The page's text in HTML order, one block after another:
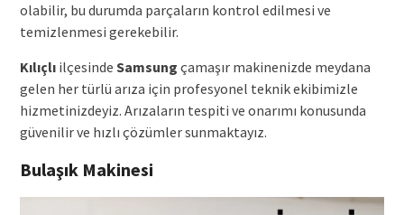
olabilir, bu durumda parçaların kontrol edilmesi ve
temizlenmesi gerekebilir.
Kılıçlıilçesinde Samsung çamaşır makinenizde meydana
gelen her türlü arıza için profesyonel teknik ekibimizle
hizmetinizdeyiz. Arızaların tespiti ve onarımı konusunda
güvenilir ve hızlı çözümler sunmaktayız.
Bulaşık Makinesi